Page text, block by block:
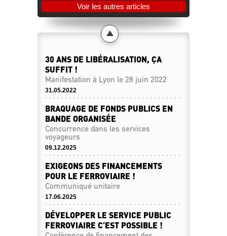
Voir les autres articles
30 ANS DE LIBÉRALISATION, ÇA
SUFFIT !
Manifestation à Lyon le 28 juin 2022
31.05.2022
BRAQUAGE DE FONDS PUBLICS EN
BANDE ORGANISÉE
Concurrence dans les services
voyageurs
09.12.2025
EXIGEONS DES FINANCEMENTS
POUR LE FERROVIAIRE !
Communiqué unitaire
17.06.2025
DÉVELOPPER LE SERVICE PUBLIC
FERROVIAIRE C’EST POSSIBLE !